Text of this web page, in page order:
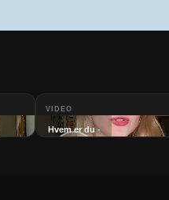
Hvem er du -
VIDEO